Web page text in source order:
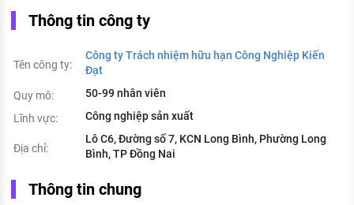
Thông tin công ty
Tên công ty:
Công ty Trách nhiệm hữu hạn Công Nghiệp Kiến
Đạt
Quy mô:
50-99 nhân viên
Lĩnh vực:
Công nghiệp sản xuất
Địa chỉ:
Lô C6, Đường số 7, KCN Long Bình, Phường Long
Bình, TP Đồng Nai
Thông tin chung